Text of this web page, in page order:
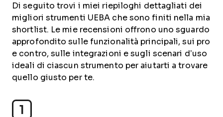
Di seguito trovi i miei riepiloghi dettagliati dei
migliori strumenti UEBA che sono finiti nella mia
shortlist. Le mie recensioni offrono uno sguardo
approfondito sulle funzionalità principali, sui pro
e contro, sulle integrazioni e sugli scenari d’uso
ideali di ciascun strumento per aiutarti a trovare
quello giusto per te.
1